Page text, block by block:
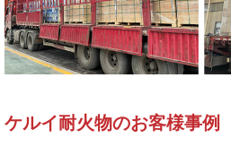
ケルイ耐火物のお客様事例